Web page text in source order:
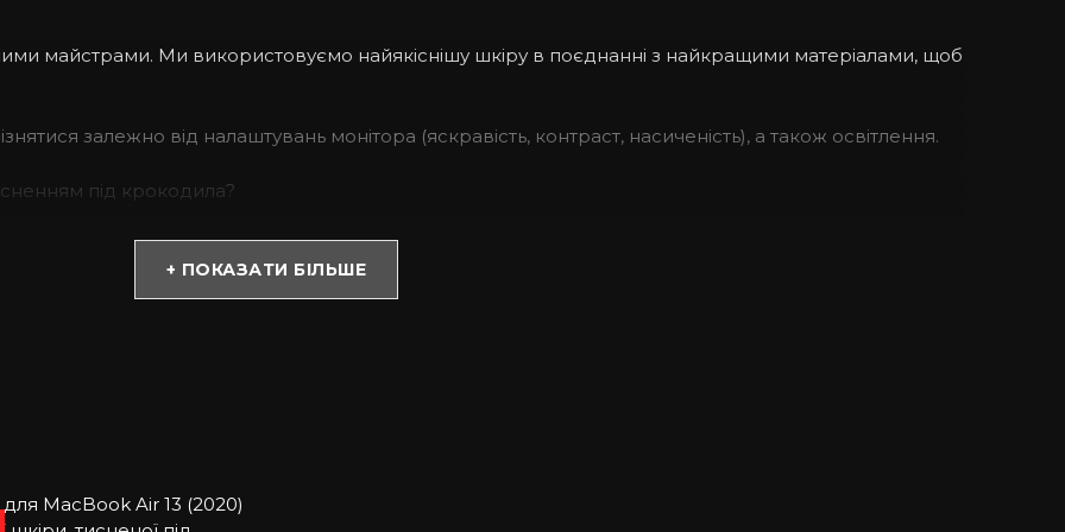
майстрами. Ми використовуємо найякіснішу шкіру в поєднанні з найкращими матеріалами, щоб
залежно від налаштувань монітора (яскравість, контраст, насиченість), а також освітлення.
під крокодила?
великих витрат. Купивши такий аксесуар, Ви можете бути спокійними за Ваш смартфон навіть під
+ ПОКАЗАТИ БІЛЬШЕ